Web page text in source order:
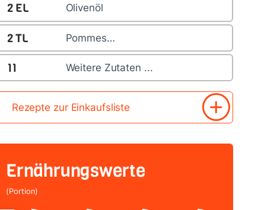
2 EL Olivenöl
2TL Pommes…
11 Weitere Zutaten ...
Rezepte zur Einkaufsliste
Ernährungswerte
(Portion)